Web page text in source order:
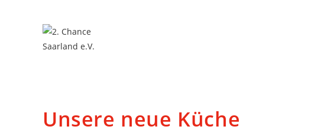
Unsere neue Küche